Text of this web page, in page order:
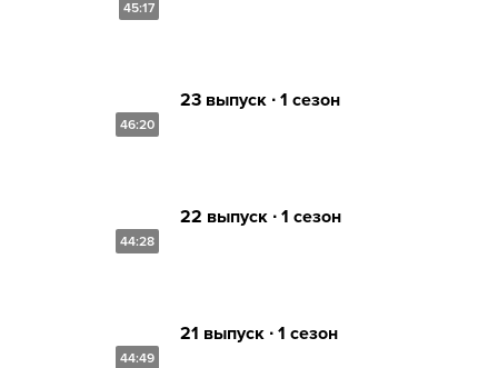
45:17
46:20
23 выпуск ∙ 1 сезон
44:28
22 выпуск ∙ 1 сезон
44:49
21 выпуск ∙ 1 сезон